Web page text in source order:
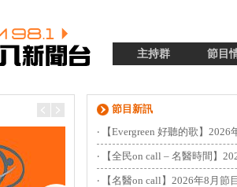
主持群 節目
節目新訊
‧
【Evergreen 好聽的歌】2026
‧ 【全民on call – 名醫時間】
‧ 【名醫on call】2026年8月節